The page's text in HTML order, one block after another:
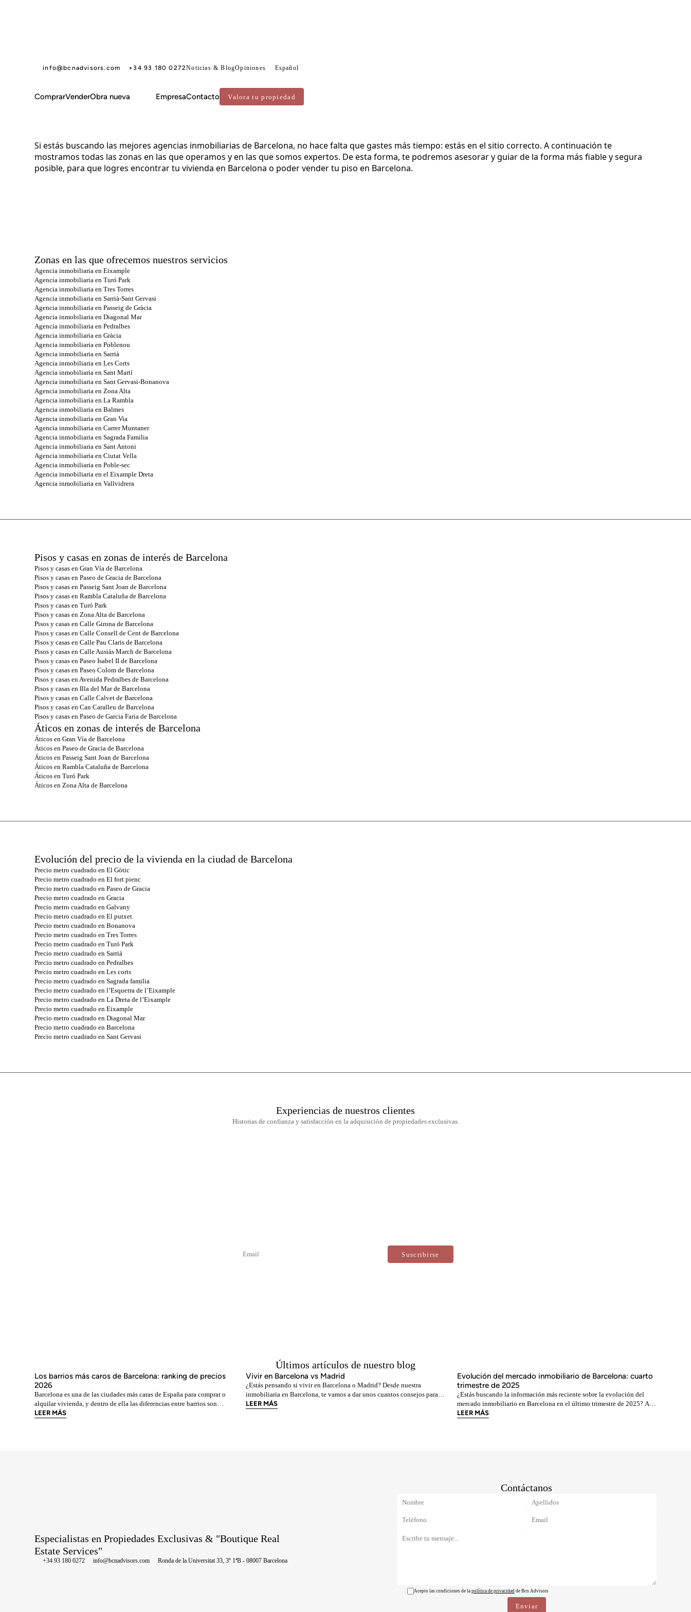
info@bcnadvisors.com +34 93 180 0272Noticias & BlogOpiniones Español
ComprarVenderObra nueva EmpresaContacto Valora tu propiedad
Si estás buscando las mejores agencias inmobiliarias de Barcelona, no hace falta que gastes más tiempo: estás en el sitio correcto. A continuación te
mostramos todas las zonas en las que operamos y en las que somos expertos. De esta forma, te podremos asesorar y guiar de la forma más fiable y segura
posible, para que logres encontrar tu vivienda en Barcelona o poder vender tu piso en Barcelona.
Zonas en las que ofrecemos nuestros servicios
Agencia inmobiliaria en Eixample
Agencia inmobiliaria en Turó Park
Agencia inmobiliaria en Tres Torres
Agencia inmobiliaria en Sarrià-Sant Gervasi
Agencia inmobiliaria en Passeig de Gràcia
Agencia inmobiliaria en Diagonal Mar
Agencia inmobiliaria en Pedralbes
Agencia inmobiliaria en Gràcia
Agencia inmobiliaria en Poblenou
Agencia inmobiliaria en Sarrià
Agencia inmobiliaria en Les Corts
Agencia inmobiliaria en Sant Martí
Agencia inmobiliaria en Sant Gervasi-Bonanova
Agencia inmobiliaria en Zona Alta
Agencia inmobiliaria en La Rambla
Agencia inmobiliaria en Balmes
Agencia inmobiliaria en Gran Via
Agencia inmobiliaria en Carrer Muntaner
Agencia inmobiliaria en Sagrada Familia
Agencia inmobiliaria en Sant Antoni
Agencia inmobiliaria en Ciutat Vella
Agencia inmobiliaria en Poble-sec
Agencia inmobiliaria en el Eixample Dreta
Agencia inmobiliaria en Vallvidrera
Pisos y casas en zonas de interés de Barcelona
Pisos y casas en Gran Vía de Barcelona
Pisos y casas en Paseo de Gracia de Barcelona
Pisos y casas en Passeig Sant Joan de Barcelona
Pisos y casas en Rambla Cataluña de Barcelona
Pisos y casas en Turó Park
Pisos y casas en Zona Alta de Barcelona
Pisos y casas en Calle Girona de Barcelona
Pisos y casas en Calle Consell de Cent de Barcelona
Pisos y casas en Calle Pau Claris de Barcelona
Pisos y casas en Calle Ausiàs March de Barcelona
Pisos y casas en Paseo Isabel II de Barcelona
Pisos y casas en Paseo Colom de Barcelona
Pisos y casas en Avenida Pedralbes de Barcelona
Pisos y casas en Illa del Mar de Barcelona
Pisos y casas en Calle Calvet de Barcelona
Pisos y casas en Can Caralleu de Barcelona
Pisos y casas en Paseo de Garcia Faria de Barcelona
Áticos en zonas de interés de Barcelona
Áticos en Gran Vía de Barcelona
Áticos en Paseo de Gracia de Barcelona
Áticos en Passeig Sant Joan de Barcelona
Áticos en Rambla Cataluña de Barcelona
Áticos en Turó Park
Áticos en Zona Alta de Barcelona
Evolución del precio de la vivienda en la ciudad de Barcelona
Precio metro cuadrado en El Gòtic
Precio metro cuadrado en El fort pienc
Precio metro cuadrado en Paseo de Gracia
Precio metro cuadrado en Gracia
Precio metro cuadrado en Galvany
Precio metro cuadrado en El putxet
Precio metro cuadrado en Bonanova
Precio metro cuadrado en Tres Torres
Precio metro cuadrado en Turó Park
Precio metro cuadrado en Sarrià
Precio metro cuadrado en Pedralbes
Precio metro cuadrado en Les corts
Precio metro cuadrado en Sagrada familia
Precio metro cuadrado en l’Esquerra de l’Eixample
Precio metro cuadrado en La Dreta de l’Eixample
Precio metro cuadrado en Eixample
Precio metro cuadrado en Diagonal Mar
Precio metro cuadrado en Barcelona
Precio metro cuadrado en Sant Gervasi
Experiencias de nuestros clientes
Historias de confianza y satisfacción en la adquisición de propiedades exclusivas.
Últimos artículos de nuestro blog
Los barrios más caros de Barcelona: ranking de precios
2026
Barcelona es una de las ciudades más caras de España para comprar o
alquilar vivienda, y dentro de ella las diferencias entre barrios son
enormes. El precio medio de la ciudad se sitúa en torno a los 5.269 €/m²
LEER MÁS
Vivir en Barcelona vs Madrid
¿Estás pensando si vivir en Barcelona o Madrid? Desde nuestra
inmobiliaria en Barcelona, te vamos a dar unos cuantos consejos para
que puedas valorar cuál es tu mejor opción. Vamos a repasar punto a
LEER MÁS
Evolución del mercado inmobiliario de Barcelona: cuarto
trimestre de 2025
¿Estás buscando la información más reciente sobre la evolución del
mercado inmobiliario en Barcelona en el último trimestre de 2025? A
continuación, vamos a echar un vistazo a lo que ha sucedido en el
LEER MÁS
Especialistas en Propiedades Exclusivas & "Boutique Real
Estate Services"
+34 93 180 0272 info@bcnadvisors.com Ronda de la Universitat 33, 3º 1ªB - 08007 Barcelona
Contáctanos
Acepto las condiciones de la política de privacidad de Bcn Advisors